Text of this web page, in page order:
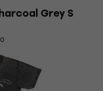
Grey S